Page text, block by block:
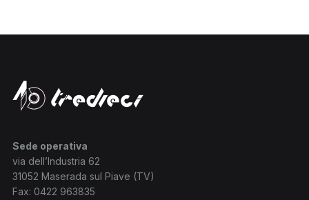
Sede operativa
via dell’Industria 62
31052 Maserada sul Piave (TV)
Fax: 0422 963835